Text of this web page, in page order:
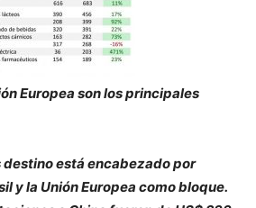
Europea son los principales
destino está encabezado por
y la Unión Europea como bloque.